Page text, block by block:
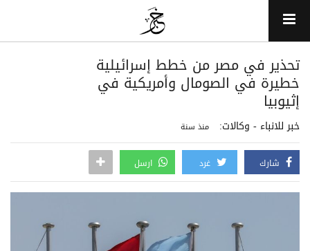
تحذير في مصر من خطط إسرائيلية
خطيرة في الصومال وأمريكية في
إثيوبيا
خبر للانباء - وكالات: منذ سنة
شارك غرد ارسل